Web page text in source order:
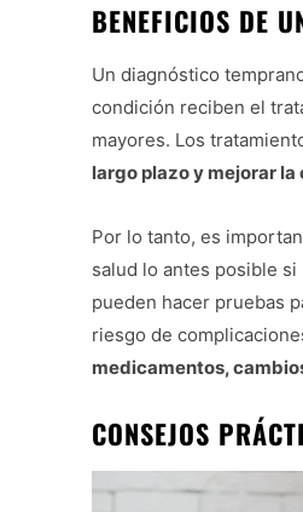
BENEFICIOS DE
Un diagnóstico
condición reciben el
mayores. Los
largo plazo y mejorar
Por lo tanto, es
salud lo antes posible
pueden hacer pruebas
riesgo de
medicamentos,
CONSEJOS